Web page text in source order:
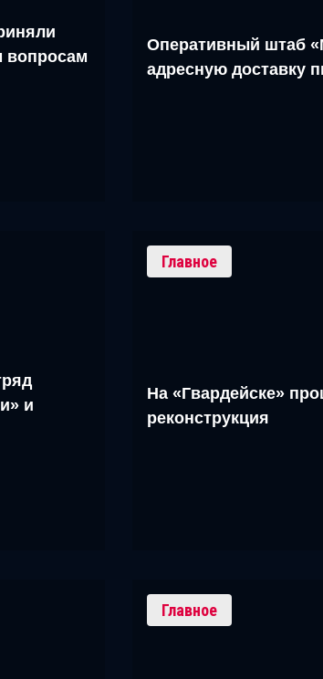
вопросам
Оперативный штаб
адресную доставку
и
Главное
На «Гвардейске»
реконструкция
Главное